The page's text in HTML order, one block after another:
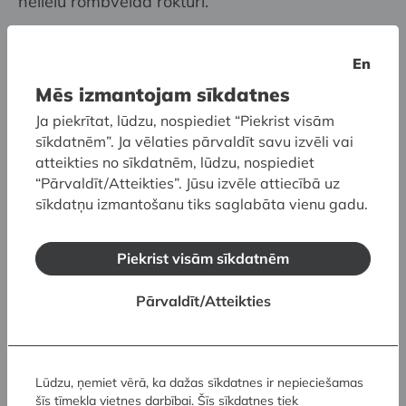
atbalstītas gleznas apakšējā stūra fragments
brūnā rāmī. Tajā attēlots pilsētas ainavas
fragments ar divām daudzstāvu ēkām.
Visas gleznas kompozīcijas fonā aiz galda ir
tumši pelēkos un pelēkbrūnos toņos veidota
laukuma fragments redzams gleznas kreisajā
augšējā stūrī un gar fona kreiso malu. Uz sienas
fragmenta redzama daļa no divām to rotājošu
brūnganā tonī, bet mazākais kvadrāts ar baltu
kreisajā stūrī izceļas gaišs trijstūris, kuru uz
En
Mēs izmantojam sīkdatnes
Ja piekrītat, lūdzu, nospiediet “Piekrist visām
sīkdatnēm”. Ja vēlaties pārvaldīt savu izvēli vai
atteikties no sīkdatnēm, lūdzu, nospiediet
“Pārvaldīt/Atteikties”. Jūsu izvēle attiecībā uz
sīkdatņu izmantošanu tiks saglabāta vienu gadu.
Piekrist visām sīkdatnēm
Pārvaldīt/Atteikties
Lūdzu, ņemiet vērā, ka dažas sīkdatnes ir nepieciešamas
šīs tīmekļa vietnes darbībai. Šīs sīkdatnes tiek